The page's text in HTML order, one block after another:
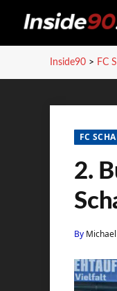
Inside90 > FC
FC
2.
By